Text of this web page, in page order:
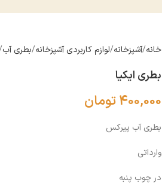
خانه آشپزخانه لوازم كاربردى آشپزخانه بطرى آب
بطری ایکیا
400,000تومان
بطری آب پیرکس
وارداتی
در چوب پنبه